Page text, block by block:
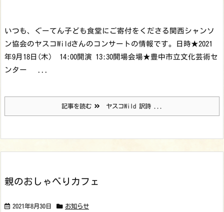
いつも、ぐーてん子ども食堂にご寄付をくださる関西シャンソ
ン協会のヤスコWildさんのコンサートの情報です。
日時★2021
年9月18日(木) 14:00開演 13:30開場会場★豊中市立文化芸術セ
ンター ...
記事を読む ヤスコWild 訳詩 ...
親のおしゃべりカフェ
2021年8月30日 お知らせ